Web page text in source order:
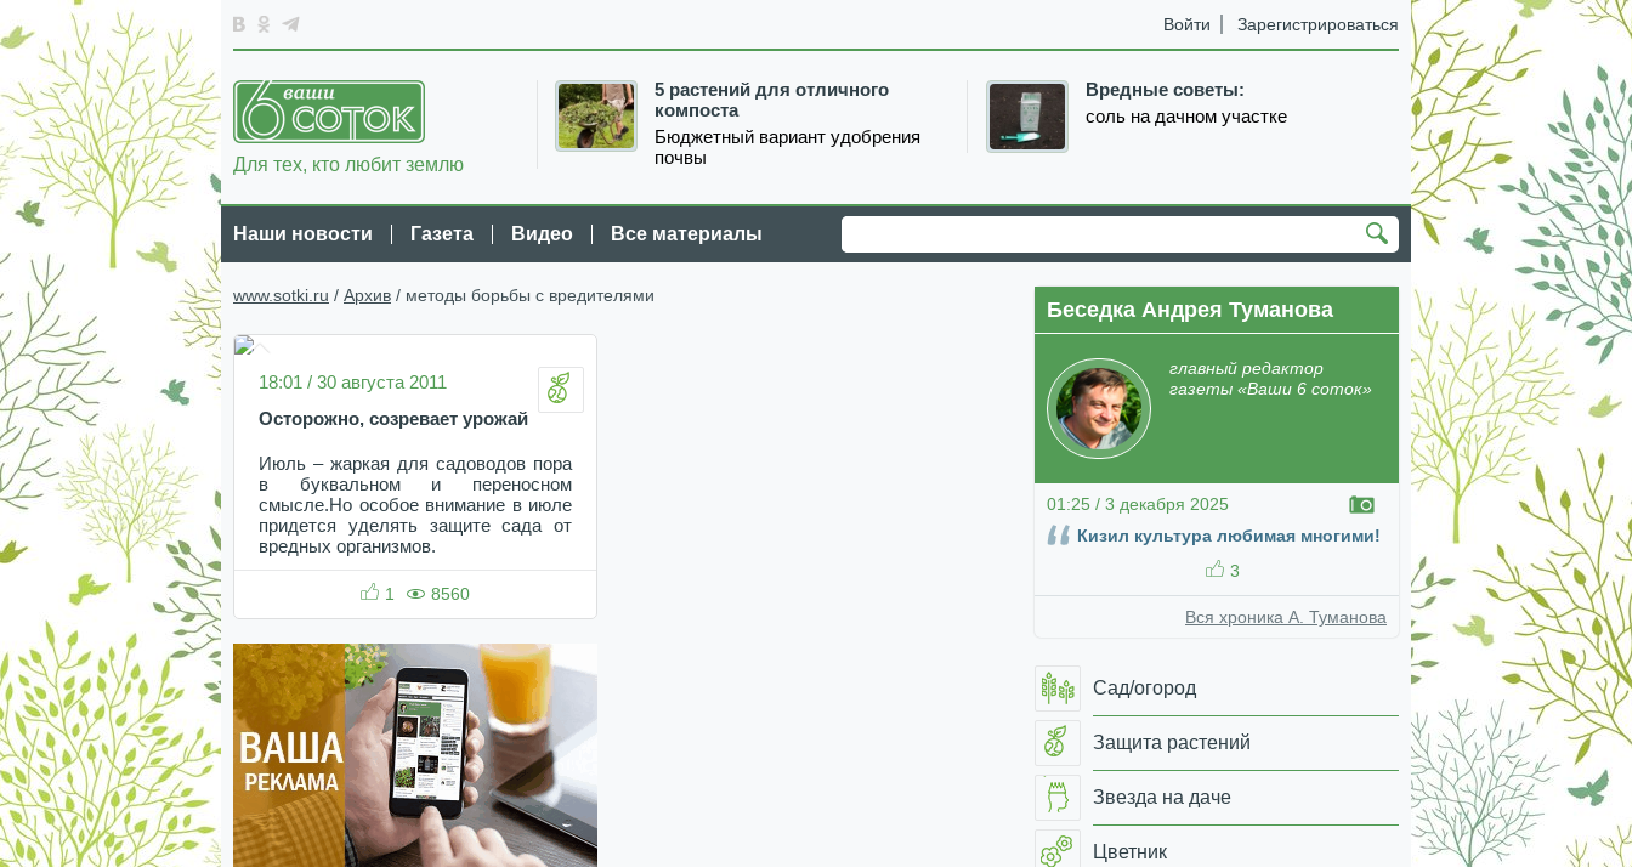
Войти Зарегистрироваться
5 растений для отличного
компоста
Бюджетный вариант удобрения
почвы
Вредные советы:
соль на дачном участке
Для тех, кто любит землю
Наши новости Газета Видео Все материалы
www.sotki.ru / Архив / методы борьбы с вредителями
18:01 / 30 августа 2011
Осторожно, созревает урожай
Июль – жаркая для садоводов пора
в буквальном и переносном
смысле.Но особое внимание в июле
придется уделять защите сада от
вредных организмов.
1 8560
Беседка Андрея Туманова
главный редактор
газеты «Ваши 6 соток»
01:25 / 3 декабря 2025
Кизил культура любимая многими!
3
Вся хроника А. Туманова
Сад/огород
Защита растений
Звезда на даче
Цветник